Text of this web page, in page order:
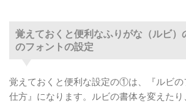
覚えておくと便利なふりがな（ルビ
のフォントの設定
覚えておくと便利な設定の①は、『ルビ
仕方』になります。ルビの書体を変えた